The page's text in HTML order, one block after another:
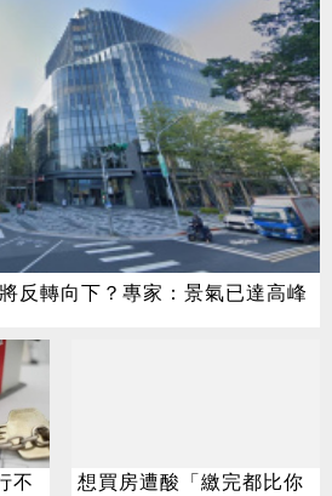
反轉向下？專家：景氣已達高峰
不
想買房遭酸「繳完都比你